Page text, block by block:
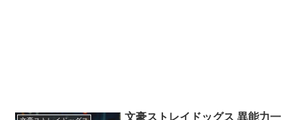
文豪ストレイドッグス 異能力一